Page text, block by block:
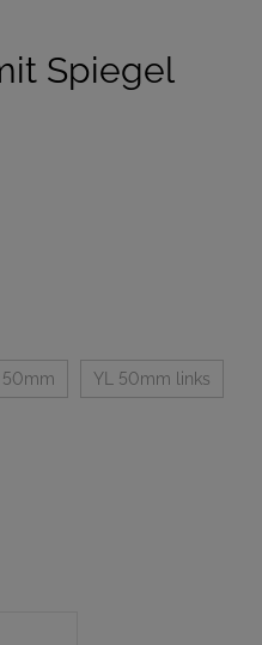
Spiegel
50mm YL 50mm links